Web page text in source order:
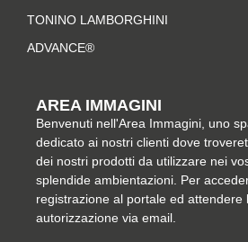
TONINO LAMBORGHINI
ADVANCE®
AREA IMMAGINI
Benvenuti nell'Area Immagini, uno
dedicato ai nostri clienti dove
dei nostri prodotti da utilizzare nei
splendide ambientazioni. Per
registrazione al portale ed attendere
autorizzazione via email.